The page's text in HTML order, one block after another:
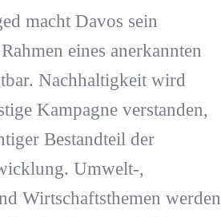
macht Davos sein
eines anerkannten
Nachhaltigkeit wird
Kampagne verstanden,
Bestandteil der
Umwelt-,
Wirtschaftsthemen werden